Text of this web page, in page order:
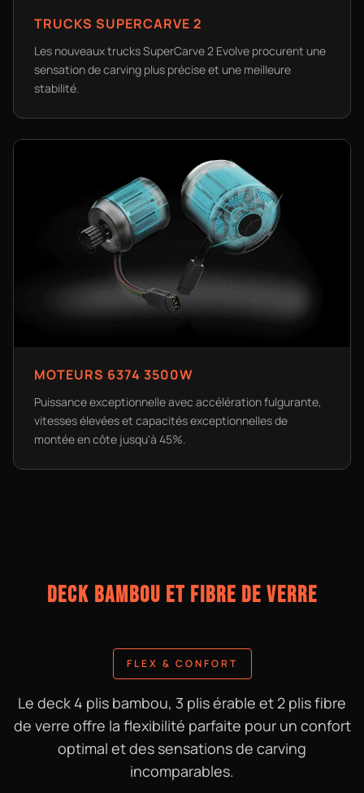
TRUCKS SUPERCARVE 2
Les nouveaux trucks SuperCarve 2 Evolve procurent une
sensation de carving plus précise et une meilleure
stabilité.
MOTEURS 6374 3500W
Puissance exceptionnelle avec accélération fulgurante,
vitesses élevées et capacités exceptionnelles de
montée en côte jusqu'à 45%.
DECK BAMBOU ET FIBRE DE VERRE
FLEX & CONFORT
Le deck 4 plis bambou, 3 plis érable et 2 plis fibre
de verre offre la flexibilité parfaite pour un confort
optimal et des sensations de carving
incomparables.